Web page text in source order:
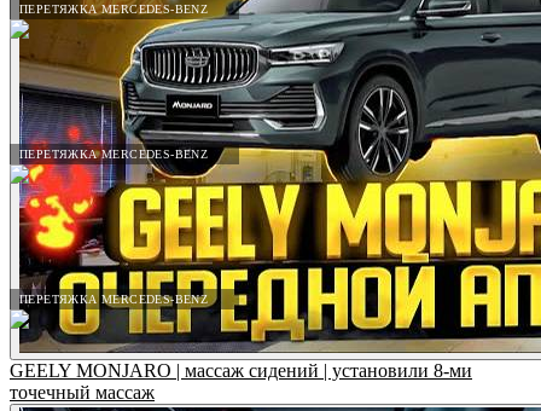
ПЕРЕТЯЖКА MERCEDES-BENZ
ПЕРЕТЯЖКА MERCEDES-BENZ
ПЕРЕТЯЖКА MERCEDES-BENZ
GEELY MONJARO | массаж сидений | установили 8-ми
точечный массаж